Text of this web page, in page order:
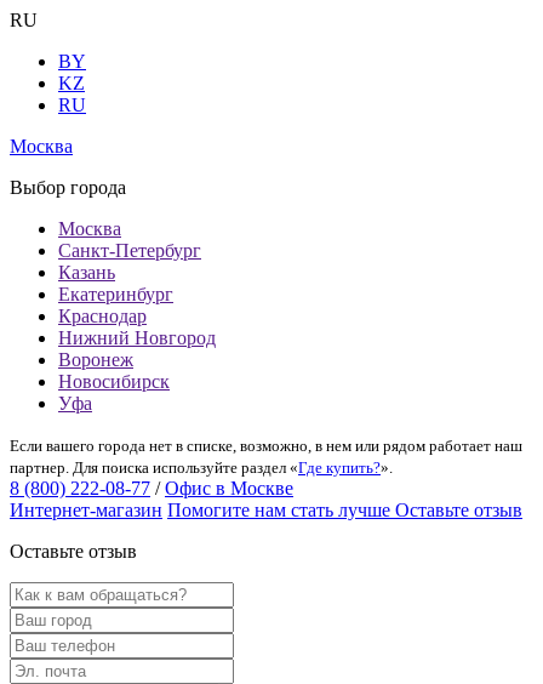
RU
BY
KZ
RU
Москва
Выбор города
Москва
Санкт-Петербург
Казань
Екатеринбург
Краснодар
Нижний Новгород
Воронеж
Новосибирск
Уфа
Если вашего города нет в списке, возможно, в нем или рядом работает наш
партнер. Для поиска используйте раздел «Где купить?».
8 (800) 222-08-77 / Офис в Москве
Интернет-магазин Помогите нам стать лучше Оставьте отзыв
Оставьте отзыв